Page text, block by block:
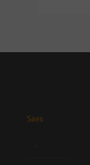
Saes